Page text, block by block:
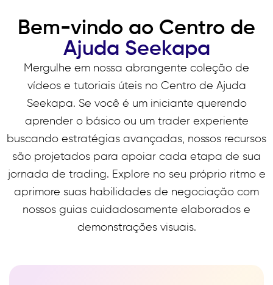
Bem-vindo ao Centro de
Ajuda Seekapa
Mergulhe em nossa abrangente coleção de
vídeos e tutoriais úteis no Centro de Ajuda
Seekapa. Se você é um iniciante querendo
aprender o básico ou um trader experiente
buscando estratégias avançadas, nossos recursos
são projetados para apoiar cada etapa de sua
jornada de trading. Explore no seu próprio ritmo e
aprimore suas habilidades de negociação com
nossos guias cuidadosamente elaborados e
demonstrações visuais.